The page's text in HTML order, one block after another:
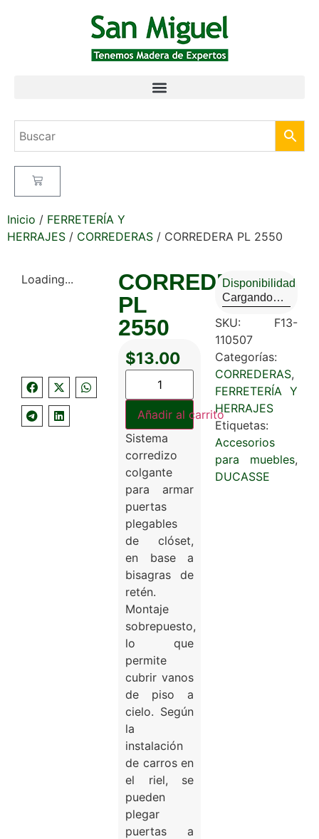
Inicio / FERRETERÍA Y
HERRAJES / CORREDERAS / CORREDERA PL 2550
Loading...
CORREDERA
PL
2550
$13.00
Añadir al carrito
Sistema
corredizo
colgante
para armar
puertas
plegables
de clóset,
en base a
bisagras de
retén.
Montaje
sobrepuesto,
lo que
permite
cubrir vanos
de piso a
cielo. Según
la
instalación
de carros en
el riel, se
pueden
plegar
puertas a
Disponibilidad
Cargando…
SKU: F13-
110507
Categorías:
CORREDERAS,
FERRETERÍA Y
HERRAJES
Etiquetas:
Accesorios
para muebles,
DUCASSE